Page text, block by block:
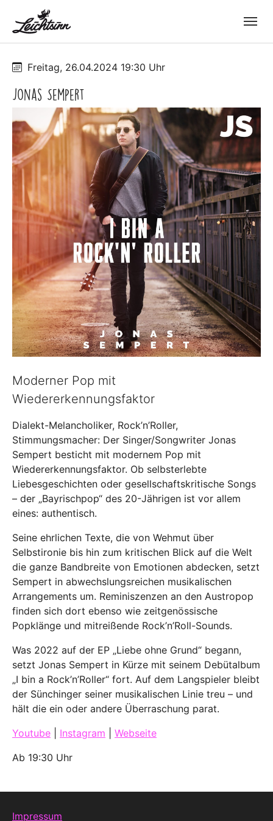
Skip to main navigation
Zum Hauptinhalt springen
Skip to page footer
Freitag, 26.04.2024 19:30 Uhr
Jonas Sempert
Moderner Pop mit
Wiedererkennungsfaktor
Dialekt-Melancholiker, Rock’n’Roller,
Stimmungsmacher: Der Singer/Songwriter Jonas
Sempert besticht mit modernem Pop mit
Wiedererkennungsfaktor. Ob selbsterlebte
Liebesgeschichten oder gesellschaftskritische Songs
– der „Bayrischpop“ des 20-Jährigen ist vor allem
eines: authentisch.
Seine ehrlichen Texte, die von Wehmut über
Selbstironie bis hin zum kritischen Blick auf die Welt
die ganze Bandbreite von Emotionen abdecken, setzt
Sempert in abwechslungsreichen musikalischen
Arrangements um. Reminiszenzen an den Austropop
finden sich dort ebenso wie zeitgenössische
Popklänge und mitreißende Rock’n’Roll-Sounds.
Was 2022 auf der EP „Liebe ohne Grund“ begann,
setzt Jonas Sempert in Kürze mit seinem Debütalbum
„I bin a Rock’n’Roller“ fort. Auf dem Langspieler bleibt
der Sünchinger seiner musikalischen Linie treu – und
hält die ein oder andere Überraschung parat.
Youtube
Instagram
Webseite
Ab 19:30 Uhr
Impressum